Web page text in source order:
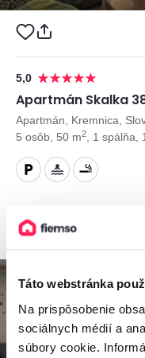
Táto webstránka
Na prispôsobenie
sociálnych médií a
súbory cookie.
5,0
Apartmán Skalka
Apartmán, Kremnica,
5 osôb, 50 m2 , 1 spálňa,
od